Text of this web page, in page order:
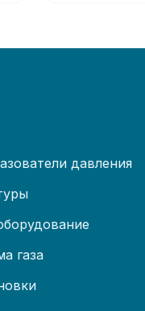
давления
газа